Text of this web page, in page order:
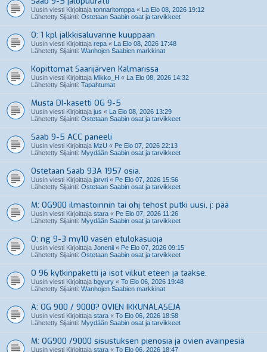
Uusin viesti Kirjoittaja tonnaritomppa « La Elo 08, 2026 19:12
Lähetetty Sijainti: Ostetaan Saabin osat ja tarvikkeet
O: 1 kpl jalkkisaluvanne kuuppaan
Uusin viesti Kirjoittaja repa « La Elo 08, 2026 17:48
Lähetetty Sijainti: Wanhojen Saabien markkinat
Kopittomat Saarijärven Kalmarissa
Uusin viesti Kirjoittaja Mikko_H « La Elo 08, 2026 14:32
Lähetetty Sijainti: Tapahtumat
Musta DI-kasetti OG 9-5
Uusin viesti Kirjoittaja jus « La Elo 08, 2026 13:29
Lähetetty Sijainti: Ostetaan Saabin osat ja tarvikkeet
Saab 9-5 ACC paneeli
Uusin viesti Kirjoittaja MzU « Pe Elo 07, 2026 22:13
Lähetetty Sijainti: Myydään Saabin osat ja tarvikkeet
Ostetaan Saab 93A 1957 osia.
Uusin viesti Kirjoittaja jarvri « Pe Elo 07, 2026 15:56
Lähetetty Sijainti: Ostetaan Saabin osat ja tarvikkeet
M: OG900 ilmastoinnin tai ohj tehost putki uusi, j: pää
Uusin viesti Kirjoittaja stara « Pe Elo 07, 2026 11:26
Lähetetty Sijainti: Myydään Saabin osat ja tarvikkeet
O: ng 9-3 my10 vasen etulokasuoja
Uusin viesti Kirjoittaja Jonenii « Pe Elo 07, 2026 09:15
Lähetetty Sijainti: Ostetaan Saabin osat ja tarvikkeet
O 96 kytkinpaketti ja isot vilkut eteen ja taakse.
Uusin viesti Kirjoittaja bgyury « To Elo 06, 2026 19:48
Lähetetty Sijainti: Wanhojen Saabien markkinat
A: OG 900 / 9000? OVIEN IKKUNALASEJA
Uusin viesti Kirjoittaja stara « To Elo 06, 2026 18:58
Lähetetty Sijainti: Myydään Saabin osat ja tarvikkeet
M: OG900 /9000 sisustuksen pienosia ja ovien avainpesiä
Uusin viesti Kirjoittaja stara « To Elo 06, 2026 18:47